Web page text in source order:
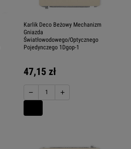
Karlik Deco Beżowy Mechanizm
Gniazda
Światłowodowego/Optycznego
Pojedynczego 1Dgop-1
47,15 zł
− +